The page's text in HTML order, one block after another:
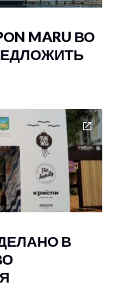
MARU ВО
В